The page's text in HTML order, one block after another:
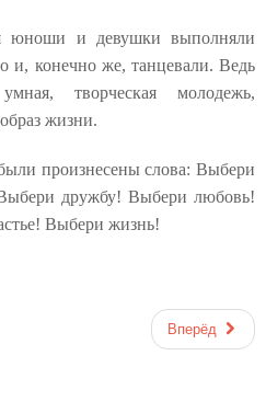
юноши и девушки выполняли
и, конечно же, танцевали. Ведь
творческая молодежь,
жизни.
произнесены слова: Выбери
дружбу! Выбери любовь!
Выбери жизнь!
Вперёд